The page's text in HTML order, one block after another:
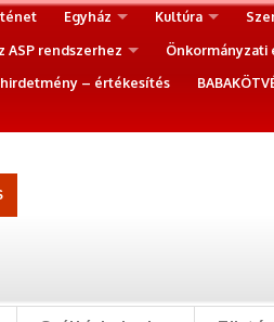
Egyház Kultúra
ASP rendszerhez
Önkormányzati
hirdetmény – értékesítés